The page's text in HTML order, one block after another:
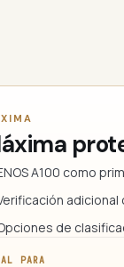
A100 como
adicional
de
PARA